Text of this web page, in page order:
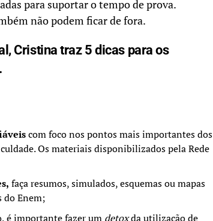
para suportar o tempo de prova.
não podem ficar de fora.
Cristina traz 5 dicas para os
com foco nos pontos mais importantes dos
Os materiais disponibilizados pela Rede
faça resumos, simulados, esquemas ou mapas
do Enem;
é importante fazer um detoxda utilização de